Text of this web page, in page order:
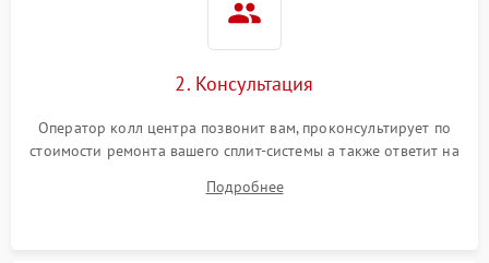
2. Консультация
Оператор колл центра позвонит вам, проконсультирует по
стоимости ремонта вашего сплит-системы а также ответит на
Подробнее